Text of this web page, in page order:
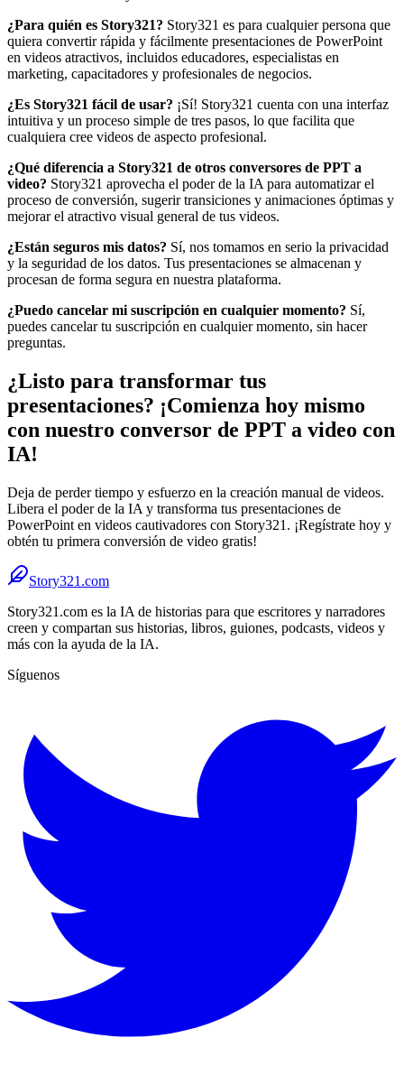
¿Para quién es Story321? Story321 es para cualquier persona que
quiera convertir rápida y fácilmente presentaciones de PowerPoint
en videos atractivos, incluidos educadores, especialistas en
marketing, capacitadores y profesionales de negocios.
¿Es Story321 fácil de usar? ¡Sí! Story321 cuenta con una interfaz
intuitiva y un proceso simple de tres pasos, lo que facilita que
cualquiera cree videos de aspecto profesional.
¿Qué diferencia a Story321 de otros conversores de PPT a
video? Story321 aprovecha el poder de la IA para automatizar el
proceso de conversión, sugerir transiciones y animaciones óptimas y
mejorar el atractivo visual general de tus videos.
¿Están seguros mis datos? Sí, nos tomamos en serio la privacidad
y la seguridad de los datos. Tus presentaciones se almacenan y
procesan de forma segura en nuestra plataforma.
¿Puedo cancelar mi suscripción en cualquier momento? Sí,
puedes cancelar tu suscripción en cualquier momento, sin hacer
preguntas.
¿Listo para transformar tus
presentaciones? ¡Comienza hoy mismo
con nuestro conversor de PPT a video con
IA!
Deja de perder tiempo y esfuerzo en la creación manual de videos.
Libera el poder de la IA y transforma tus presentaciones de
PowerPoint en videos cautivadores con Story321. ¡Regístrate hoy y
obtén tu primera conversión de video gratis!
Story321.com
Story321.com es la IA de historias para que escritores y narradores
creen y compartan sus historias, libros, guiones, podcasts, videos y
más con la ayuda de la IA.
Síguenos